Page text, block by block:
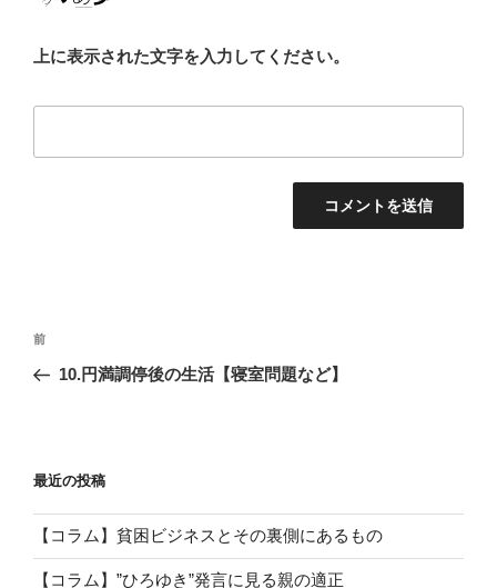
上に表示された文字を入力してください。
投
ー
シ
ョ
ン
前
の
前
10.円満調停後の生活【寝室問題など】
最近の投稿
【コラム】貧困ビジネスとその裏側にあるもの
【コラム】”ひろゆき”発言に見る親の適正